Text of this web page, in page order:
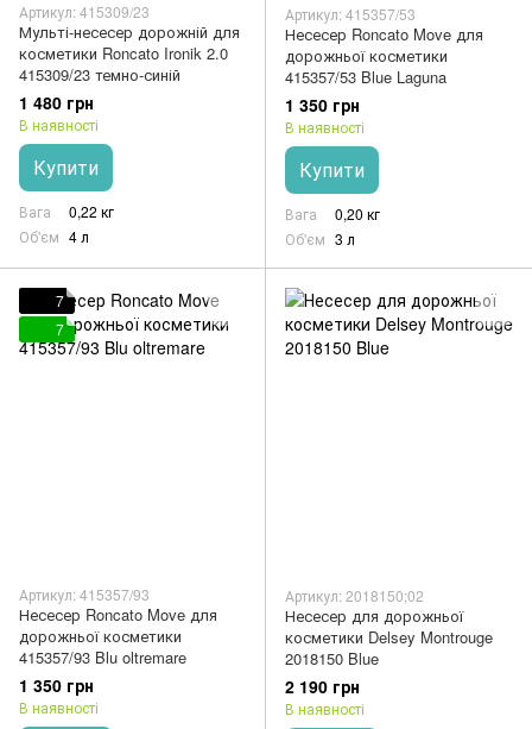
Артикул: 415309/23
Мульті-несесер дорожній для
косметики Roncato Ironik 2.0
415309/23 темно-синій
1 480 грн
В наявності
Купити
Вага
0,22 кг
Об'єм 4 л
Артикул: 415357/53
Несесер Roncato Move для
дорожньої косметики
415357/53 Blue Laguna
1 350 грн
В наявності
Купити
Вага
0,20 кг
Об'єм 3 л
7
7
Артикул: 415357/93
Несесер Roncato Move для
дорожньої косметики
415357/93 Blu oltremare
1 350 грн
В наявності
Артикул: 2018150;02
Несесер для дорожньої
косметики Delsey Montrouge
2018150 Blue
2 190 грн
В наявності